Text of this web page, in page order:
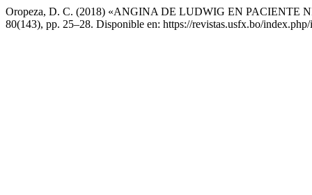
Oropeza, D. C. (2018) «ANGINA DE LUDWIG EN PACIENTE
80(143), pp. 25–28. Disponible en: https://revistas.usfx.bo/